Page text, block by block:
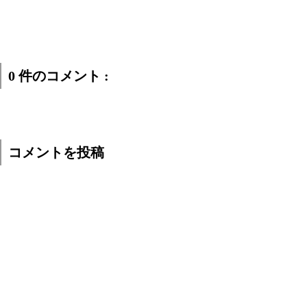
0 件のコメント :
コメントを投稿